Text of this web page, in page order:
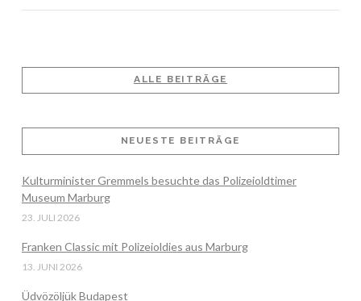
VIEW POST
ALLE BEITRÄGE
NEUESTE BEITRÄGE
Kulturminister Gremmels besuchte das Polizeioldtimer
Museum Marburg
23. JULI 2026
Franken Classic mit Polizeioldies aus Marburg
13. JUNI 2026
Üdvözöljük Budapest